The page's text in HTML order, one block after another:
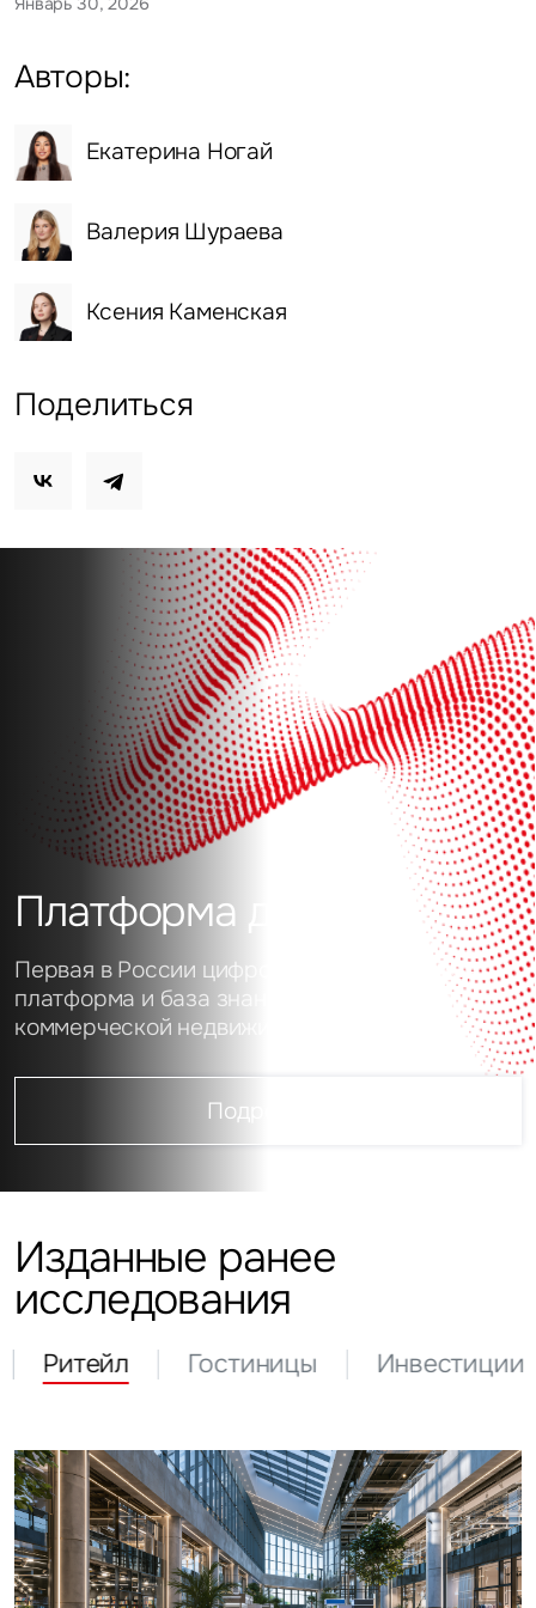
Авторы:
Екатерина Ногай
Валерия Шураева
Ксения Каменская
Поделиться
Платформа данных
Первая в России цифровая аналитическая
платформа и база знаний о рынке
коммерческой недвижимости
Подробнее
Изданные ранее
исследования
Ритейл Гостиницы Инвестиции